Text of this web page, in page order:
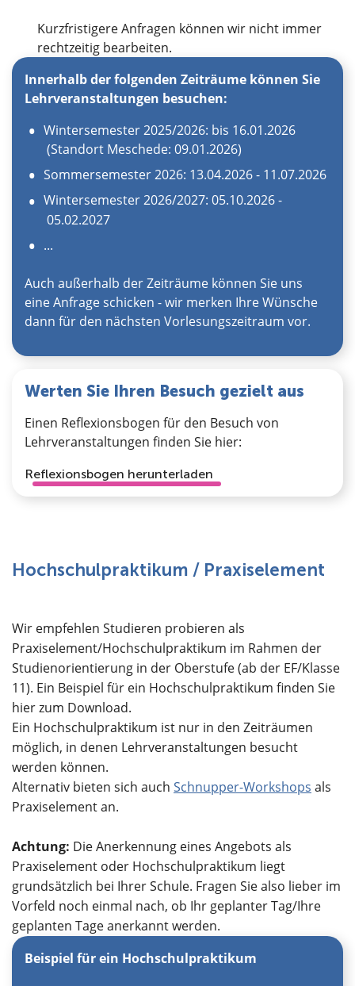
Kurzfristigere Anfragen können wir nicht immer
rechtzeitig bearbeiten.
Innerhalb der folgenden Zeiträume können Sie
Lehrveranstaltungen besuchen:
Wintersemester 2025/2026: bis 16.01.2026
(Standort Meschede: 09.01.2026)
Sommersemester 2026: 13.04.2026 - 11.07.2026
Wintersemester 2026/2027: 05.10.2026 -
05.02.2027
...
Auch außerhalb der Zeiträume können Sie uns
eine Anfrage schicken - wir merken Ihre Wünsche
dann für den nächsten Vorlesungszeitraum vor.
Werten Sie Ihren Besuch gezielt aus
Einen Reflexionsbogen für den Besuch von
Lehrveranstaltungen finden Sie hier:
Reflexionsbogen herunterladen
Hochschulpraktikum / Praxiselement
Wir empfehlen Studieren probieren als
Praxiselement/Hochschulpraktikum im Rahmen der
Studienorientierung in der Oberstufe (ab der EF/Klasse
11). Ein Beispiel für ein Hochschulpraktikum finden Sie
hier zum Download.
Ein Hochschulpraktikum ist nur in den Zeiträumen
möglich, in denen Lehrveranstaltungen besucht
werden können.
Alternativ bieten sich auch Schnupper-Workshops als
Praxiselement an.
Achtung: Die Anerkennung eines Angebots als
Praxiselement oder Hochschulpraktikum liegt
grundsätzlich bei Ihrer Schule. Fragen Sie also lieber im
Vorfeld noch einmal nach, ob Ihr geplanter Tag/Ihre
geplanten Tage anerkannt werden.
Beispiel für ein Hochschulpraktikum